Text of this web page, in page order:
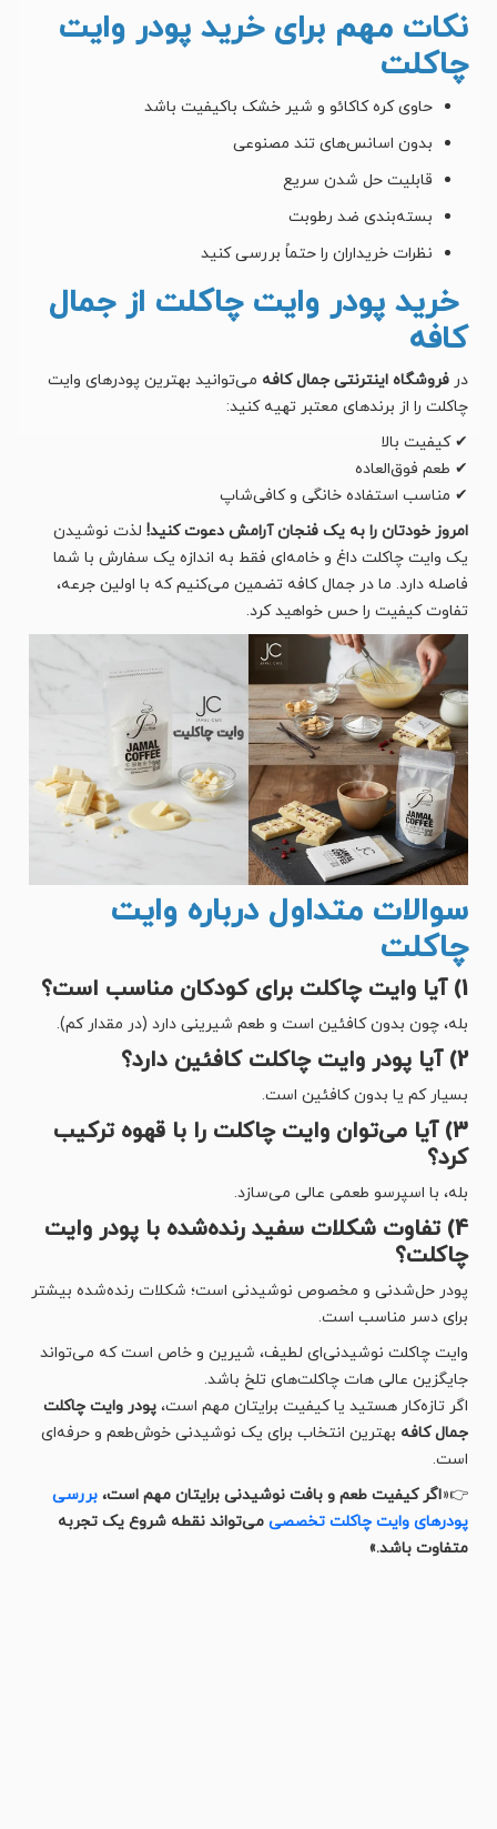
نکات مهم برای خرید پودر وایت
چاکلت
حاوی کره کاکائو و شیر خشک باکیفیت باشد
بدون اسانس‌های تند مصنوعی
قابلیت حل شدن سریع
بسته‌بندی ضد رطوبت
نظرات خریداران را حتماً بررسی کنید
خرید پودر وایت چاکلت از جمال
کافه
در فروشگاه اینترنتی جمال کافه می‌توانید بهترین پودرهای وایت
چاکلت را از برندهای معتبر تهیه کنید:
✔ کیفیت بالا
✔ طعم فوق‌العاده
✔ مناسب استفاده خانگی و کافی‌شاپ
امروز خودتان را به یک فنجان آرامش دعوت کنید! لذت نوشیدن
یک وایت چاکلت داغ و خامه‌ای فقط به اندازه یک سفارش با شما
فاصله دارد. ما در جمال کافه تضمین می‌کنیم که با اولین جرعه،
تفاوت کیفیت را حس خواهید کرد.
سوالات متداول درباره وایت
چاکلت
1) آیا وایت چاکلت برای کودکان مناسب است؟
بله، چون بدون کافئین است و طعم شیرینی دارد (در مقدار کم).
2) آیا پودر وایت چاکلت کافئین دارد؟
بسیار کم یا بدون کافئین است.
3) آیا می‌توان وایت چاکلت را با قهوه ترکیب
کرد؟
بله، با اسپرسو طعمی عالی می‌سازد.
4) تفاوت شکلات سفید رنده‌شده با پودر وایت
چاکلت؟
پودر حل‌شدنی و مخصوص نوشیدنی است؛ شکلات رنده‌شده بیشتر
برای دسر مناسب است.
وایت چاکلت نوشیدنی‌ای لطیف، شیرین و خاص است که می‌تواند
جایگزین عالی هات چاکلت‌های تلخ باشد.
اگر تازه‌کار هستید یا کیفیت برایتان مهم است، پودر وایت چاکلت
جمال کافه بهترین انتخاب برای یک نوشیدنی خوش‌طعم و حرفه‌ای
است.
👉«اگر کیفیت طعم و بافت نوشیدنی برایتان مهم است، بررسی
پودرهای وایت چاکلت تخصصی می‌تواند نقطه شروع یک تجربه
متفاوت باشد.»